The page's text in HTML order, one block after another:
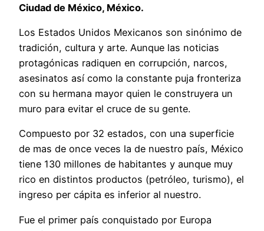
Ciudad de México, México.
Los Estados Unidos Mexicanos son sinónimo de
tradición, cultura y arte. Aunque las noticias
protagónicas radiquen en corrupción, narcos,
asesinatos así como la constante puja fronteriza
con su hermana mayor quien le construyera un
muro para evitar el cruce de su gente.
Compuesto por 32 estados, con una superficie
de mas de once veces la de nuestro país, México
tiene 130 millones de habitantes y aunque muy
rico en distintos productos (petróleo, turismo), el
ingreso per cápita es inferior al nuestro.
Fue el primer país conquistado por Europa